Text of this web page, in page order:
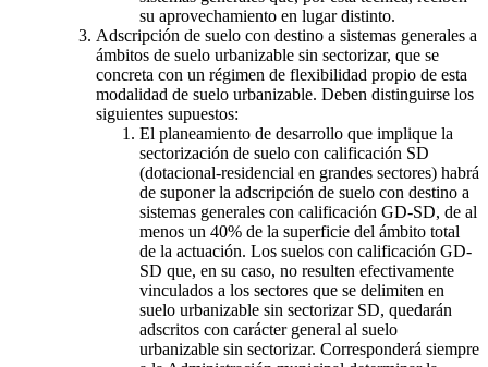
su aprovechamiento en lugar distinto.
Adscripción de suelo con destino a sistemas generales a
ámbitos de suelo urbanizable sin sectorizar, que se
concreta con un régimen de flexibilidad propio de esta
modalidad de suelo urbanizable. Deben distinguirse los
siguientes supuestos:
El planeamiento de desarrollo que implique la
sectorización de suelo con calificación SD
(dotacional-residencial en grandes sectores) habrá
de suponer la adscripción de suelo con destino a
sistemas generales con calificación GD-SD, de al
menos un 40% de la superficie del ámbito total
de la actuación. Los suelos con calificación GD-
SD que, en su caso, no resulten efectivamente
vinculados a los sectores que se delimiten en
suelo urbanizable sin sectorizar SD, quedarán
adscritos con carácter general al suelo
urbanizable sin sectorizar. Corresponderá siempre